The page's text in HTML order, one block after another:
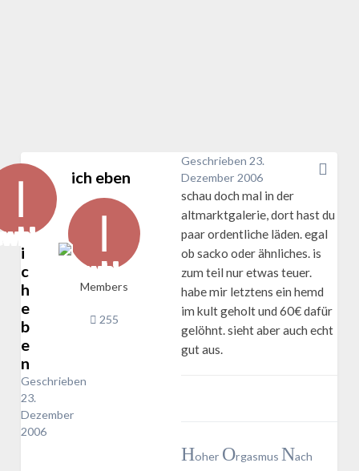
i
c
h
e
b
e
n
Geschrieben
23.
Dezember
2006
ich eben
Members
255
Geschrieben23.
Dezember 2006
schau doch mal in der
altmarktgalerie, dort hast du
paar ordentliche läden. egal
ob sacko oder ähnliches. is
zum teil nur etwas teuer.
habe mir letztens ein hemd
im kult geholt und 60€ dafür
gelöhnt. sieht aber auch echt
gut aus.
Hoher Orgasmus Nach